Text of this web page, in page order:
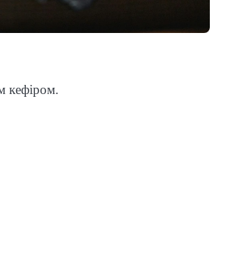
кефіром.